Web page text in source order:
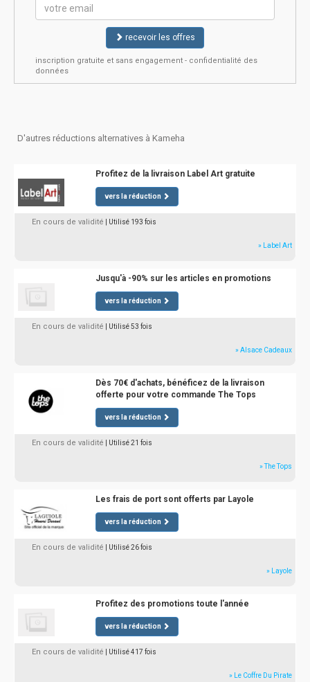
recevoir les offres
inscription gratuite et sans engagement - confidentialité des
données
D'autres réductions alternatives à Kameha
Profitez de la livraison Label Art gratuite
vers la réduction
En cours de validité | Utilisé 193 fois
» Label Art
Jusqu'à -90% sur les articles en promotions
vers la réduction
En cours de validité | Utilisé 53 fois
» Alsace Cadeaux
Dès 70€ d'achats, bénéficez de la livraison
offerte pour votre commande The Tops
vers la réduction
En cours de validité | Utilisé 21 fois
» The Tops
Les frais de port sont offerts par Layole
vers la réduction
En cours de validité | Utilisé 26 fois
» Layole
Profitez des promotions toute l'année
vers la réduction
En cours de validité | Utilisé 417 fois
» Le Coffre Du Pirate